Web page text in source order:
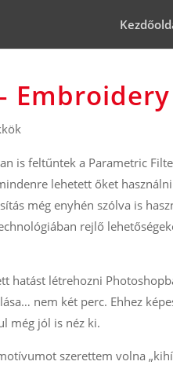
is feltűntek a Parametric
lehetett őket
még enyhén szólva is
rejlő
hatást létrehozni
nem két perc. Ehhez
még jól is néz ki.
szerettem volna